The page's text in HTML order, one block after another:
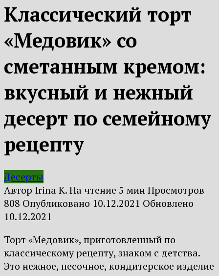
Классический торт
«Медовик» со
сметанным кремом:
вкусный и нежный
десерт по семейному
рецепту
Десерты
Автор Irina K.На чтение 5 минПросмотров
808 Опубликовано 10.12.2021 Обновлено
10.12.2021
Торт «Медовик», приготовленный по
классическому рецепту, знаком с детства.
Это нежное, песочное, кондитерское изделие